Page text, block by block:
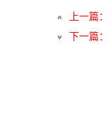
上一篇：
下一篇：